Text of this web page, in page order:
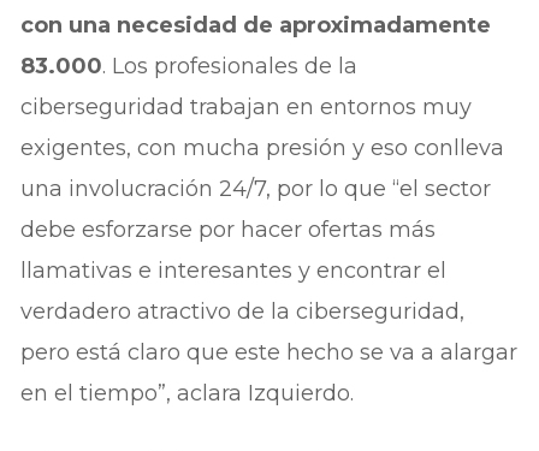
con una necesidad de aproximadamente
83.000. Los profesionales de la
ciberseguridad trabajan en entornos muy
exigentes, con mucha presión y eso conlleva
una involucración 24/7, por lo que “el sector
debe esforzarse por hacer ofertas más
llamativas e interesantes y encontrar el
verdadero atractivo de la ciberseguridad,
pero está claro que este hecho se va a alargar
en el tiempo”, aclara Izquierdo.